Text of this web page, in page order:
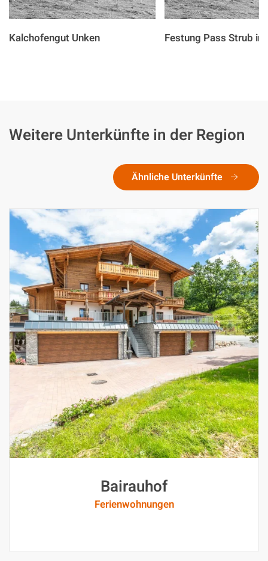
Kalchofengut Unken Festung Pass Strub in
Weitere Unterkünfte in der Region
Ähnliche Unterkünfte
Bairauhof
Ferienwohnungen